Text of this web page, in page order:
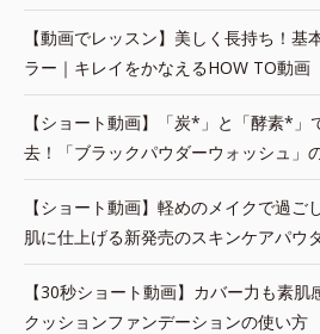
【動画でレッスン】美しく長持ち！基
ラー｜キレイをかなえるHOW TO動画
【ショート動画】「炭*」と「酵素*」
去！「ブラックパウダーウォッシュ」
【ショート動画】軽めのメイクで過ご
肌に仕上げる新発売のスキンケアパウ
【30秒ショート動画】カバー力も素
クッションファンデーションの使い方